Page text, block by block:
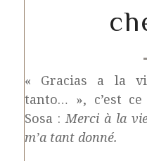
« Gracias a la
tanto… », c’est
Sosa :Merci à la
m’a tant donné.